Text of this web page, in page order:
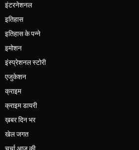
इंटरनेशनल
इतिहास
इतिहास के पन्ने
इमोशन
इंस्प्रेशनल स्टोरी
एजुकेशन
क्राइम
क्राइम डायरी
ख़बर दिन भर
खेल जगत